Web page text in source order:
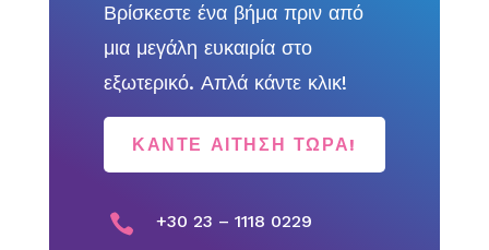
Βρίσκεστε ένα βήμα πριν από
μια μεγάλη ευκαιρία στο
εξωτερικό. Απλά κάντε κλικ!
ΚΆΝΤΕ ΑΊΤΗΣΗ ΤΏΡΑ!
 +30 23 – 1118 0229